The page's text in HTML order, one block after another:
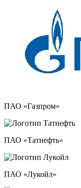
ПАО «Газпром»
ПАО «Татнефть»
ПАО «Лукойл»